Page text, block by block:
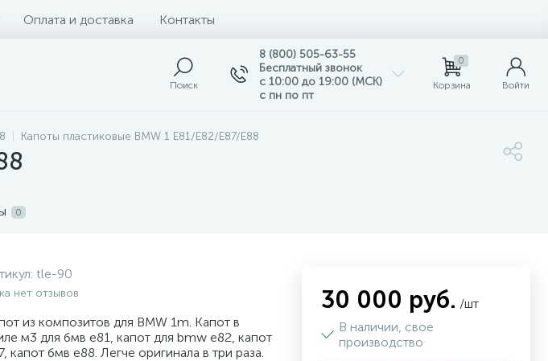
Оплата и доставка Контакты
Поиск
8 (800) 505-63-55
Бесплатный звонок
с 10:00 до 19:00 (МСК)
с пн по пт
0
Корзина Войти
Капоты пластиковые BMW 1 E81/E82/E87/E88
0
tle-90
нет отзывов
из композитов для BMW 1m. Капот в
м3 для бмв е81, капот для bmw e82, капот
капот бмв е88. Легче оригинала в три раза.
30 000 руб. /шт
В наличии, свое
производство